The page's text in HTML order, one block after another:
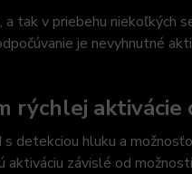
tak v priebehu niekoľkých
je nevyhnutné
rýchlej aktivácie
detekciou hluku a
aktiváciu závislé od